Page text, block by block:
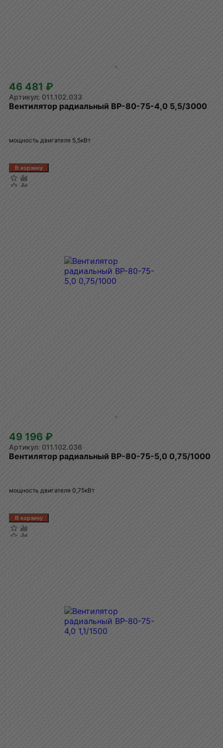
46 481 ₽
011.102.033
Вентилятор радиальный ВР-80-75-4,0 5,5/3000
мощность двигателя 5,5кВт
49 196 ₽
011.102.036
Вентилятор радиальный ВР-80-75-5,0 0,75/1000
мощность двигателя 0,75кВт